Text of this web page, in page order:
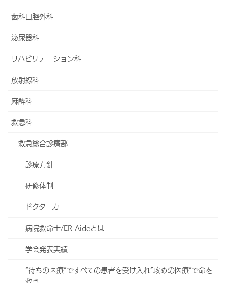
歯科口腔外科
泌尿器科
リハビリテーション科
放射線科
麻酔科
救急科
救急総合診療部
診療方針
研修体制
ドクターカー
病院救命士/ER-Aideとは
学会発表実績
“待ちの医療”ですべての患者を受け入れ”攻めの医療”で命を
フロア案内
よくあるご質問
採用情報
医療機関の皆様へ